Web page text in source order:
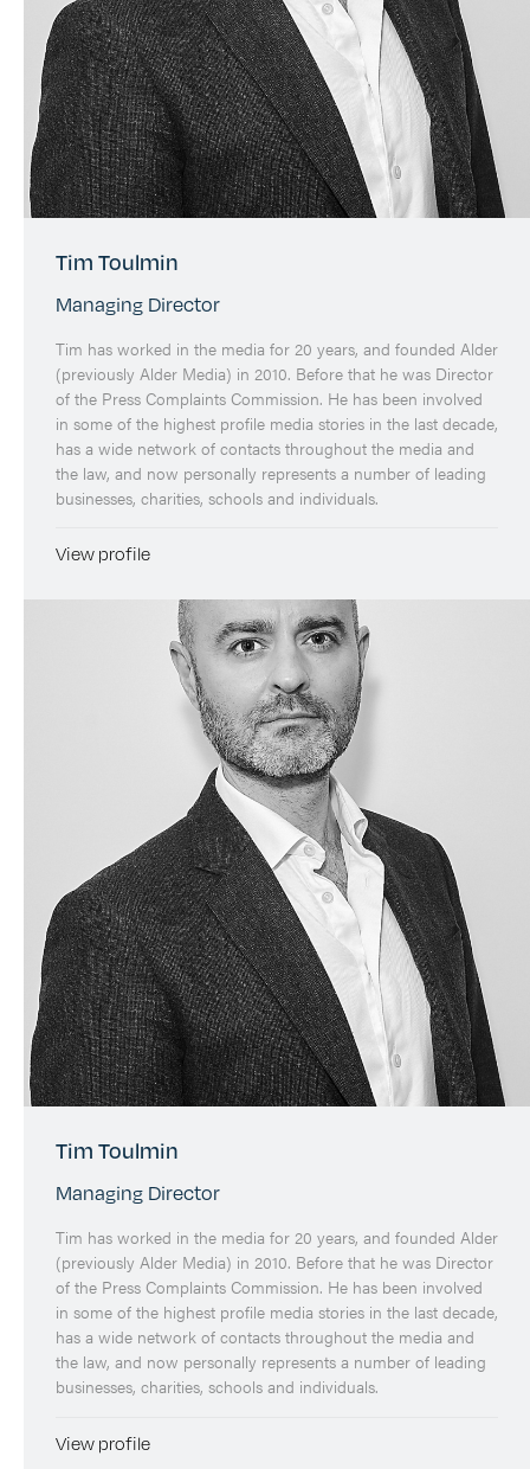
Tim Toulmin
Managing Director
Tim has worked in the media for 20 years, and founded Alder
(previously Alder Media) in 2010. Before that he was Director
of the Press Complaints Commission. He has been involved
in some of the highest profile media stories in the last decade,
has a wide network of contacts throughout the media and
the law, and now personally represents a number of leading
businesses, charities, schools and individuals.
View profile
Tim Toulmin
Managing Director
Tim has worked in the media for 20 years, and founded Alder
(previously Alder Media) in 2010. Before that he was Director
of the Press Complaints Commission. He has been involved
in some of the highest profile media stories in the last decade,
has a wide network of contacts throughout the media and
the law, and now personally represents a number of leading
businesses, charities, schools and individuals.
View profile